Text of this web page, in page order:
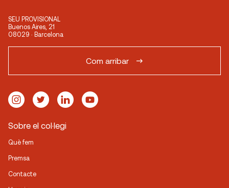
SEU PROVISIONAL
Buenos Aires, 21
08029 · Barcelona
Com arribar
Sobre el col·legi
Què fem
Premsa
Contacte